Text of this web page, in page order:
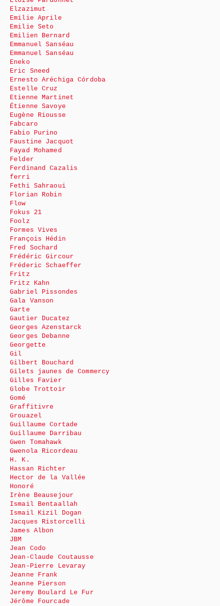
Elzazimut
Emilie Aprile
Emilie Seto
Emilien Bernard
Emmanuel Sanséau
Emmanuel Sanséau
Eneko
Eric Sneed
Ernesto Aréchiga Córdoba
Estelle Cruz
Etienne Martinet
Étienne Savoye
Eugène Riousse
Fabcaro
Fabio Purino
Faustine Jacquot
Fayad Mohamed
Felder
Ferdinand Cazalis
ferri
Fethi Sahraoui
Florian Robin
Flow
Fokus 21
Foolz
Formes Vives
François Hédin
Fred Sochard
Frédéric Gircour
Fréderic Schaeffer
Fritz
Fritz Kahn
Gabriel Pissondes
Gala Vanson
Garte
Gautier Ducatez
Georges Azenstarck
Georges Debanne
Georgette
Gil
Gilbert Bouchard
Gilets jaunes de Commercy
Gilles Favier
Globe Trottoir
Gomé
Graffitivre
Grouazel
Guillaume Cortade
Guillaume Darribau
Gwen Tomahawk
Gwenola Ricordeau
H. K.
Hassan Richter
Hector de la Vallée
Honoré
Irène Beausejour
Ismail Bentaallah
Ismail Kizil Dogan
Jacques Ristorcelli
James Albon
JBM
Jean Codo
Jean-Claude Coutausse
Jean-Pierre Levaray
Jeanne Frank
Jeanne Pierson
Jeremy Boulard Le Fur
Jérôme Fourcade